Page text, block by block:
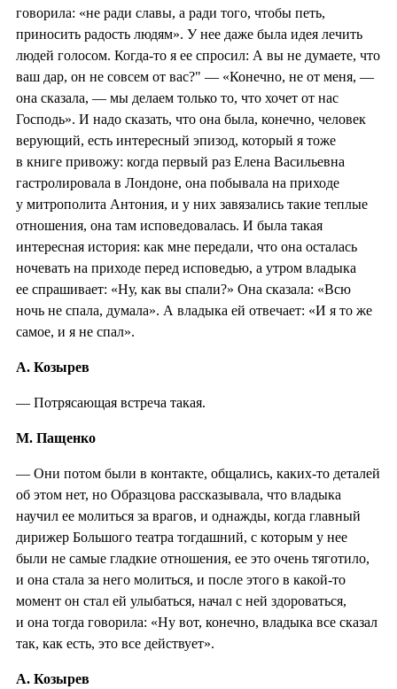
говорила: «не ради славы, а ради того, чтобы петь,
приносить радость людям». У нее даже была идея лечить
людей голосом. Когда-то я ее спросил: А вы не думаете, что
ваш дар, он не совсем от вас?" — «Конечно, не от меня, —
она сказала, — мы делаем только то, что хочет от нас
Господь». И надо сказать, что она была, конечно, человек
верующий, есть интересный эпизод, который я тоже
в книге привожу: когда первый раз Елена Васильевна
гастролировала в Лондоне, она побывала на приходе
у митрополита Антония, и у них завязались такие теплые
отношения, она там исповедовалась. И была такая
интересная история: как мне передали, что она осталась
ночевать на приходе перед исповедью, а утром владыка
ее спрашивает: «Ну, как вы спали?» Она сказала: «Всю
ночь не спала, думала». А владыка ей отвечает: «И я то же
самое, и я не спал».
А. Козырев
— Потрясающая встреча такая.
М. Пащенко
— Они потом были в контакте, общались, каких-то деталей
об этом нет, но Образцова рассказывала, что владыка
научил ее молиться за врагов, и однажды, когда главный
дирижер Большого театра тогдашний, с которым у нее
были не самые гладкие отношения, ее это очень тяготило,
и она стала за него молиться, и после этого в какой-то
момент он стал ей улыбаться, начал с ней здороваться,
и она тогда говорила: «Ну вот, конечно, владыка все сказал
так, как есть, это все действует».
А. Козырев